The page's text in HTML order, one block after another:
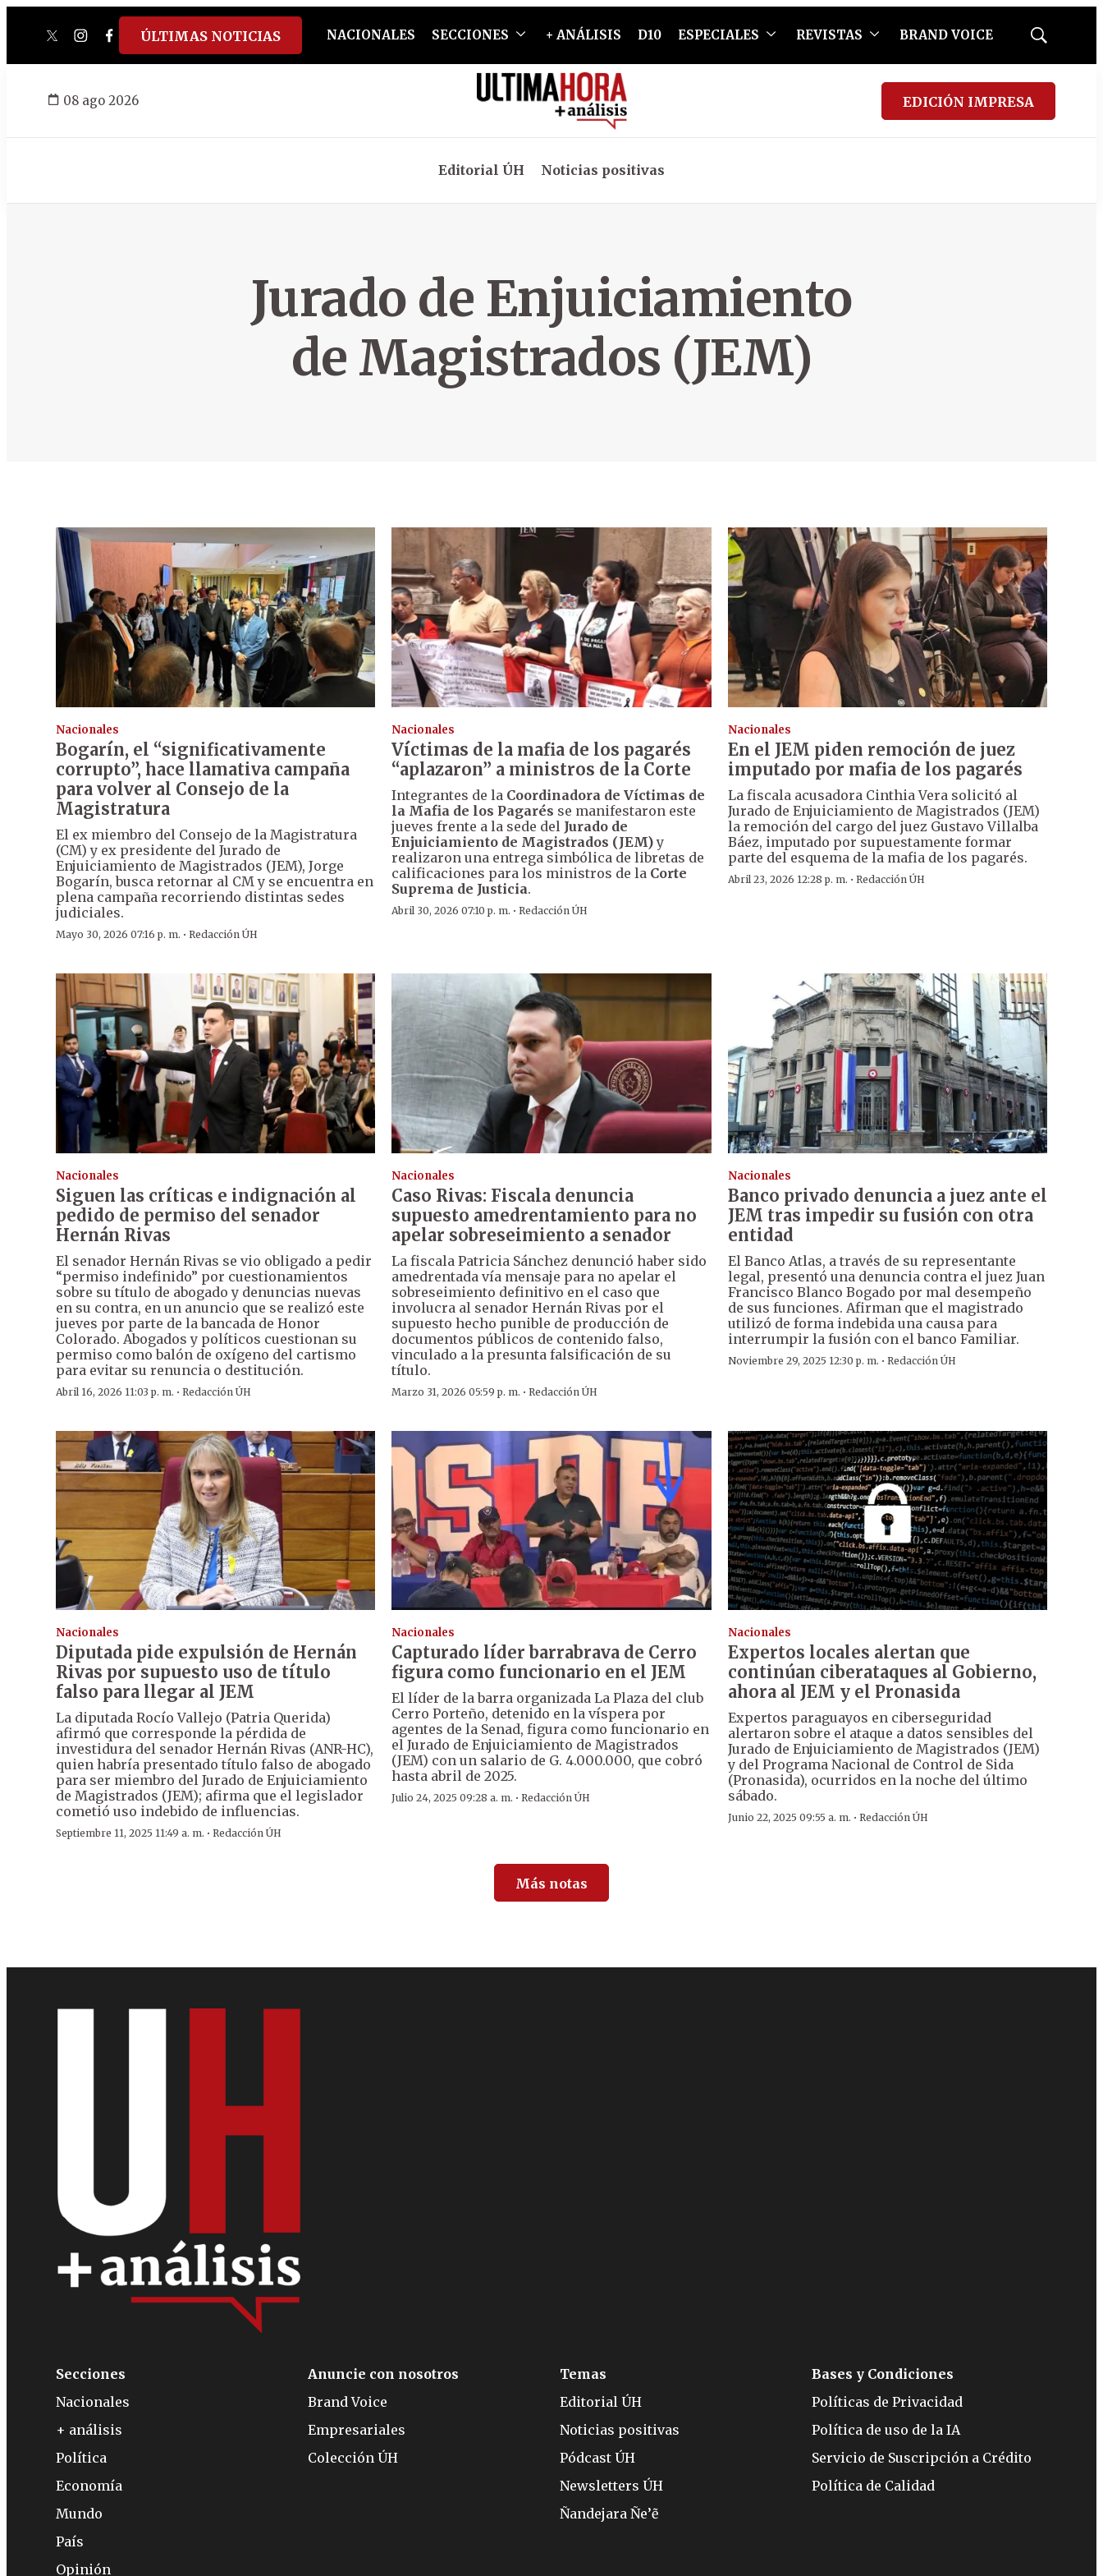
twitterinstagram
facebook
tiktokyoutube
spotify
ÚLTIMAS NOTICIAS NACIONALES SECCIONES + ANÁLISIS D10 ESPECIALES REVISTAS BRAND VOICE
Mostrar
08 ago 2026 EDICIÓN IMPRESA
Editorial ÚH Noticias positivas
Jurado de Enjuiciamiento
de Magistrados (JEM)
Nacionales
Bogarín, el “significativamente
corrupto”, hace llamativa campaña
para volver al Consejo de la
Magistratura
El ex miembro del Consejo de la Magistratura
(CM) y ex presidente del Jurado de
Enjuiciamiento de Magistrados (JEM), Jorge
Bogarín, busca retornar al CM y se encuentra en
plena campaña recorriendo distintas sedes
judiciales.
Mayo 30, 2026 07:16 p. m. · Redacción ÚH
Nacionales
Víctimas de la mafia de los pagarés
“aplazaron” a ministros de la Corte
Integrantes de la Coordinadora de Víctimas de
la Mafia de los Pagarés se manifestaron este
jueves frente a la sede del Jurado de
Enjuiciamiento de Magistrados (JEM)y
realizaron una entrega simbólica de libretas de
calificaciones para los ministros de la Corte
Suprema de Justicia.
Abril 30, 2026 07:10 p. m. ·Redacción ÚH
Nacionales
En el JEM piden remoción de juez
imputado por mafia de los pagarés
La fiscala acusadora Cinthia Vera solicitó al
Jurado de Enjuiciamiento de Magistrados (JEM)
la remoción del cargo del juez Gustavo Villalba
Báez, imputado por supuestamente formar
parte del esquema de la mafia de los pagarés.
Abril 23, 2026 12:28 p. m. · Redacción ÚH
Nacionales
Siguen las críticas e indignación al
pedido de permiso del senador
Hernán Rivas
El senador Hernán Rivas se vio obligado a pedir
“permiso indefinido” por cuestionamientos
sobre su título de abogado y denuncias nuevas
en su contra, en un anuncio que se realizó este
jueves por parte de la bancada de Honor
Colorado. Abogados y políticos cuestionan su
permiso como balón de oxígeno del cartismo
para evitar su renuncia o destitución.
Abril 16, 2026 11:03 p. m. · Redacción ÚH
Nacionales
Caso Rivas: Fiscala denuncia
supuesto amedrentamiento para no
apelar sobreseimiento a senador
La fiscala Patricia Sánchez denunció haber sido
amedrentada vía mensaje para no apelar el
sobreseimiento definitivo en el caso que
involucra al senador Hernán Rivas por el
supuesto hecho punible de producción de
documentos públicos de contenido falso,
vinculado a la presunta falsificación de su
título.
Marzo 31, 2026 05:59 p. m. ·Redacción ÚH
Nacionales
Banco privado denuncia a juez ante el
JEM tras impedir su fusión con otra
entidad
El Banco Atlas, a través de su representante
legal, presentó una denuncia contra el juez Juan
Francisco Blanco Bogado por mal desempeño
de sus funciones. Afirman que el magistrado
utilizó de forma indebida una causa para
interrumpir la fusión con el banco Familiar.
Noviembre 29, 2025 12:30 p. m. · Redacción ÚH
Nacionales
Diputada pide expulsión de Hernán
Rivas por supuesto uso de título
falso para llegar al JEM
La diputada Rocío Vallejo (Patria Querida)
afirmó que corresponde la pérdida de
investidura del senador Hernán Rivas (ANR-HC),
quien habría presentado título falso de abogado
para ser miembro del Jurado de Enjuiciamiento
de Magistrados (JEM); afirma que el legislador
cometió uso indebido de influencias.
Septiembre 11, 2025 11:49 a. m. · Redacción ÚH
Nacionales
Capturado líder barrabrava de Cerro
figura como funcionario en el JEM
El líder de la barra organizada La Plaza del club
Cerro Porteño, detenido en la víspera por
agentes de la Senad, figura como funcionario en
el Jurado de Enjuiciamiento de Magistrados
(JEM) con un salario de G. 4.000.000, que cobró
hasta abril de 2025.
Julio 24, 2025 09:28 a. m. ·Redacción ÚH
Nacionales
Expertos locales alertan que
continúan ciberataques al Gobierno,
ahora al JEM y el Pronasida
Expertos paraguayos en ciberseguridad
alertaron sobre el ataque a datos sensibles del
Jurado de Enjuiciamiento de Magistrados (JEM)
y del Programa Nacional de Control de Sida
(Pronasida), ocurridos en la noche del último
sábado.
Junio 22, 2025 09:55 a. m. · Redacción ÚH
Más notas
Secciones
Nacionales
+ análisis
Política
Economía
Mundo
País
Opinión
Anuncie con nosotros
Brand Voice
Empresariales
Colección ÚH
Temas
Editorial ÚH
Noticias positivas
Pódcast ÚH
Newsletters ÚH
Ñandejara Ñe’ẽ
Bases y Condiciones
Políticas de Privacidad
Política de uso de la IA
Servicio de Suscripción a Crédito
Política de Calidad